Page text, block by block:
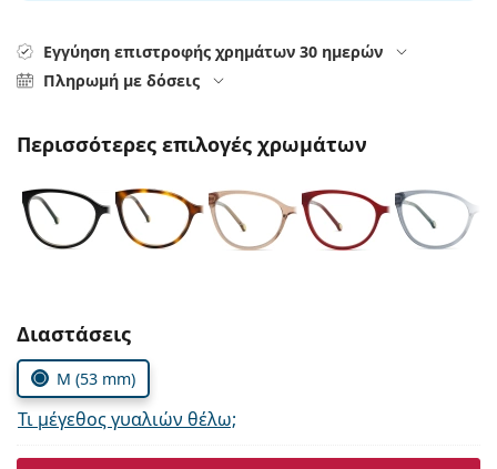
Prada
Εγγύηση επιστροφής χρημάτων 30 ημερών
Πληρωμή με δόσεις
Περισσότερες επιλογές χρωμάτων
Συμπληρώστε τις παράμετρους
Διαστάσεις
M (53 mm)
Τι μέγεθος γυαλιών θέλω;